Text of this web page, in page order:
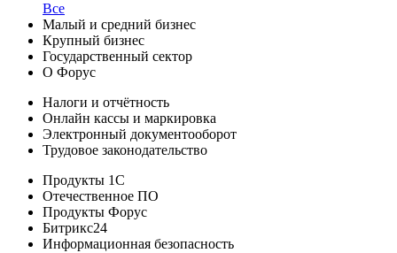
Все
Малый и средний бизнес
Крупный бизнес
Государственный сектор
О Форус
Налоги и отчётность
Онлайн кассы и маркировка
Электронный документооборот
Трудовое законодательство
Продукты 1С
Отечественное ПО
Продукты Форус
Битрикс24
Информационная безопасность